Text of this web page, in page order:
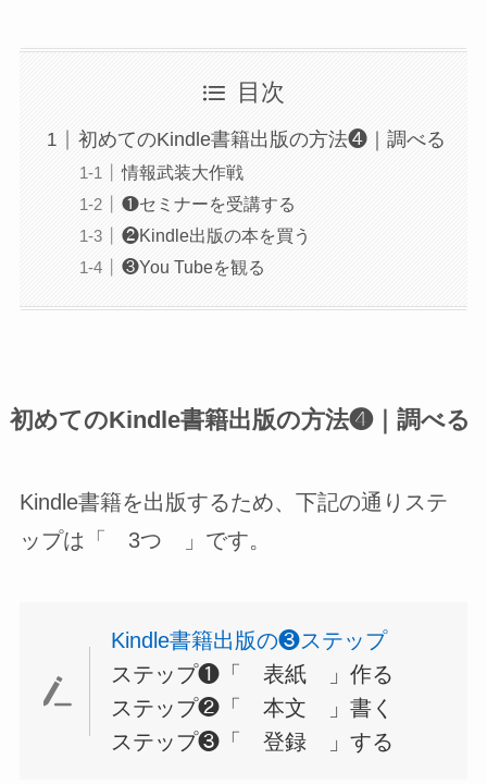
目次
初めてのKindle書籍出版の方法❹｜調べる
情報武装大作戦
❶セミナーを受講する
❷Kindle出版の本を買う
❸You Tubeを観る
初めてのKindle書籍出版の方法❹｜調べる
Kindle書籍を出版するため、下記の通りステ
ップは「 3つ 」です。
Kindle書籍出版の❸ステップ
ステップ❶「 表紙 」作る
ステップ❷「 本文 」書く
ステップ❸「 登録 」する